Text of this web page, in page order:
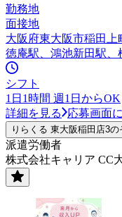
勤務地
面接地
大阪府東大阪市稲田上
徳庵駅、鴻池新田駅、
シフト
1日1時間 週1日からOK
詳細を見る
応募画面
りらくる 東大阪稲田店3
派遣労働者
株式会社キャリア CC